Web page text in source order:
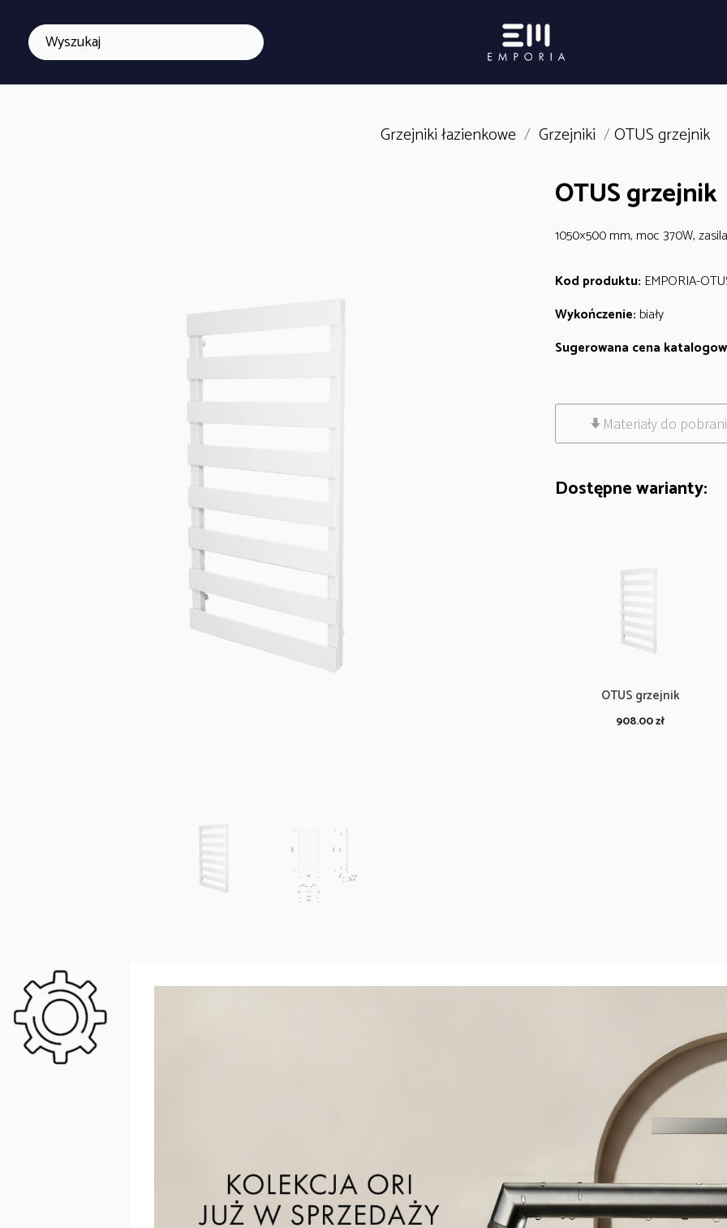
Grzejniki łazienkowe / Grzejniki /OTUS grzejnik
OTUS grzejnik
1050×500 mm, moc 370W,
Kod produktu: EMPORIA-
Wykończenie: biały
Sugerowana cena
Materiały do
Dostępne warianty:
OTUS grzejnik
908.00zł
DANE TECHNOLOGICZNE
• Możliwość przekształcenia w grzejnik elektryczny poprzez zastosowanie odpowiedniej grzałki z oferty EMPORIA
- zestaw termostatyczny ze złączką i maskownicą, lewy, biały (EMPORIA-19644)